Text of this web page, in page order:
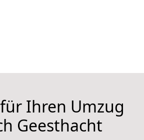
Ihren Umzug
Geesthacht